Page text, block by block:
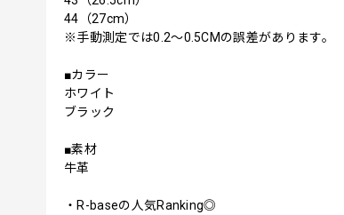
44（27cm）
※手動測定では0.2〜0.5CMの誤差があります。
■カラー
ホワイト
ブラック
■素材
牛革
・R-baseの人気Ranking◎